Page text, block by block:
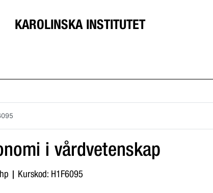
KAROLINSKA INSTITUTET
i vårdvetenskap
| Kurskod: H1F6095